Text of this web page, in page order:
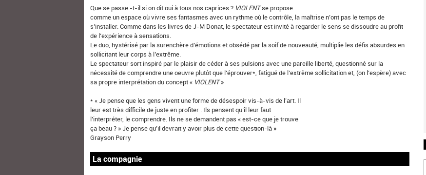
Que se passe -t-il si on dit oui à tous nos caprices ? VIOLENTse propose
comme un espace où vivre ses fantasmes avec un rythme où le contrôle, la maîtrise n’ont pas le temps de
s’installer. Comme dans les livres de J-M Donat, le spectateur est invité à regarder le sens se dissoudre au profit
de l’expérience à sensations.
Le duo, hystérisé par la surenchère d’émotions et obsédé par la soif de nouveauté, multiplie les défis absurdes en
sollicitant leur corps à l’extrême.
Le spectateur sort inspiré par le plaisir de céder à ses pulsions avec une pareille liberté, questionné sur la
nécessité de comprendre une oeuvre plutôt que l’éprouver*, fatigué de l’extrême sollicitation et, (on l’espère) avec
sa propre interprétation du concept « VIOLENT»
* « Je pense que les gens vivent une forme de désespoir vis-à-vis de l’art. Il
leur est très difficile de juste en profiter . Ils pensent qu’il leur faut
l’interpréter, le comprendre. Ils ne se demandent pas « est-ce que je trouve
ça beau ? » Je pense qu’il devrait y avoir plus de cette question-là »
Grayson Perry
La compagnie